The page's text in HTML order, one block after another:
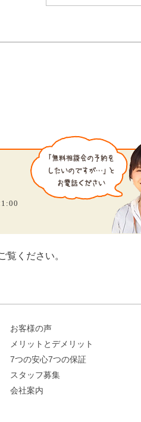
覧ください。
お客様の声
メリットとデメリット
7つの安心7つの保証
スタッフ募集
会社案内